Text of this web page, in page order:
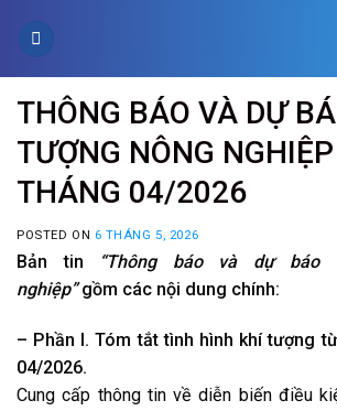
THÔNG BÁO VÀ DỰ
TƯỢNG NÔNG
THÁNG 04/2026
POSTED ON 6 THÁNG 5, 2026
Bản tin
“Thông báo và dự báo
nghiệp”gồm các nội dung chính:
– Phần I. Tóm tắt tình hình khí tượng
04/2026.
Cung cấp thông tin về diễn biến điều